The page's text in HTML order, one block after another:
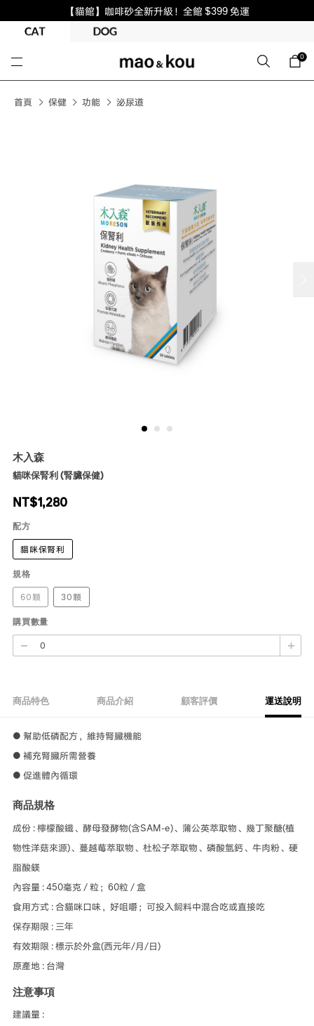
【貓館】咖啡砂全新升級！全館 $399 免運
0
首頁 保健 功能 泌尿道
木入森
貓咪保腎利 (腎臟保健)
NT$1,280
配方
貓咪保腎利
規格
60顆
30顆
購買數量
商品特色 商品介紹 顧客評價 運送說明
● 幫助低磷配方，維持腎臟機能
● 補充腎臟所需營養
● 促進體內循環
商品規格
成份 : 檸檬酸鐵、酵母發酵物(含SAM-e)、蒲公英萃取物、幾丁聚醣(植
物性洋菇來源)、蔓越莓萃取物、杜松子萃取物、磷酸氫鈣、牛肉粉、硬
脂酸鎂
內容量 : 450毫克 / 粒；60粒 / 盒
食用方式 : 合貓咪口味，好咀嚼；可投入飼料中混合吃或直接吃
保存期限 : 三年
有效期限 : 標示於外盒(西元年/月/日)
原產地 : 台灣
注意事項
建議量 :